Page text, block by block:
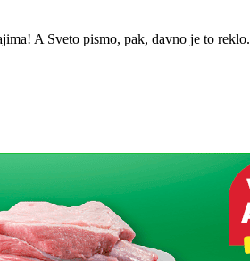
A Sveto pismo, pak, davno je to reklo.